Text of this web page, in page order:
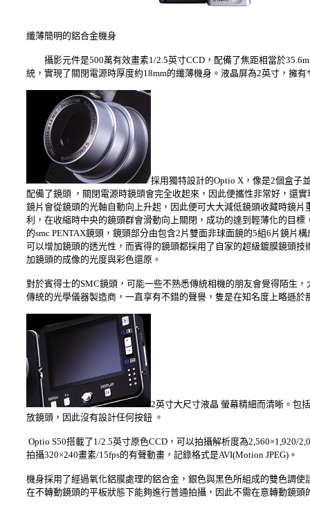
纖薄簡明的鋁合金機身
攝影元件是500萬有效畫素1/2.5英寸CCD，配備了焦距相當於
統，實現了關閉電源時厚度約18mm的纖薄機身。液晶屏為2英寸，擁
採用獨特設計的Optio X，像是2個盒子
配備了鏡頭 ，關閉電源時鏡頭會完全收起來，因此便攜性非常好，還
鏡片會從鏡頭的光軸自動向上升起，因此便可大大減低鏡頭收藏時鏡
利，在收縮時中央的鏡頭群會滑動向上關閉，成功的達到輕薄化的目
的smc PENTAX鏡頭，鏡頭部分由包含2片雙面非球面鏡的5組6片鏡片
可以增加鏡頭的透光性，而賓得的鏡頭都採用了自家的超級鍍膜鏡頭
加鏡頭的成像的光度與彩色還原。
對於賓得士的SMC鏡頭，可能一些不熟悉傳統相機的朋友會覺得陌生
傳統的光學儀器製造商，一直享有不錯的聲譽，隻是在知名度上略遜
2英寸大尺寸液晶 螢幕精細而清晰。包
放鏡頭，因此沒有設計任何按鈕 。
Optio S50搭載了1/2.5英寸原色CCD，可以拍攝解析度為2,560×1,920/
拍攝320×240畫素/15fps的有聲動畫，記錄格式是AVI(Motion JPEG)。
機身採用了經過氧化鋁膜處理的鋁合金，銀色與黑色所組成的雙色調
在不轉動鏡頭的平板狀態下能夠進行普通拍攝，因此不需在意轉動鏡頭